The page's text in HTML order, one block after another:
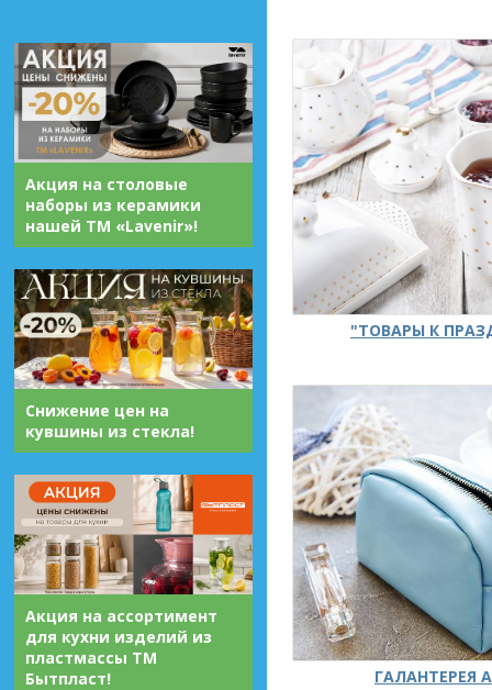
Акция на столовые
наборы из керамики
нашей ТМ «Lavenir»!
Снижение цен на
кувшины из стекла!
Акция на ассортимент
для кухни изделий из
пластмассы ТМ
Бытпласт!
"ТОВАРЫ К
ГАЛАНТЕРЕЯ